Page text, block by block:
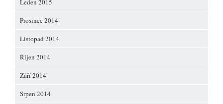
Leden 2015
Prosinec 2014
Listopad 2014
Říjen 2014
Září 2014
Srpen 2014